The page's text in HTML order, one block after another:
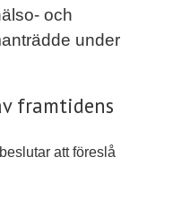
och
under
framtidens
att föreslå